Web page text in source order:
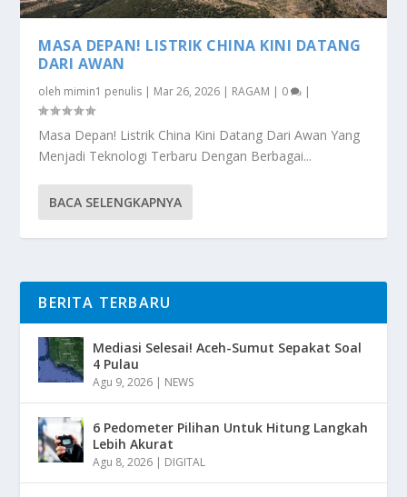
MASA DEPAN! LISTRIK CHINA KINI DATANG
DARI AWAN
oleh mimin1 penulis | Mar 26, 2026 | RAGAM | 0 |
Masa Depan! Listrik China Kini Datang Dari Awan Yang
Menjadi Teknologi Terbaru Dengan Berbagai...
BACA SELENGKAPNYA
BERITA TERBARU
Mediasi Selesai! Aceh-Sumut Sepakat Soal
4 Pulau
Agu 9, 2026 | NEWS
6 Pedometer Pilihan Untuk Hitung Langkah
Lebih Akurat
Agu 8, 2026 | DIGITAL